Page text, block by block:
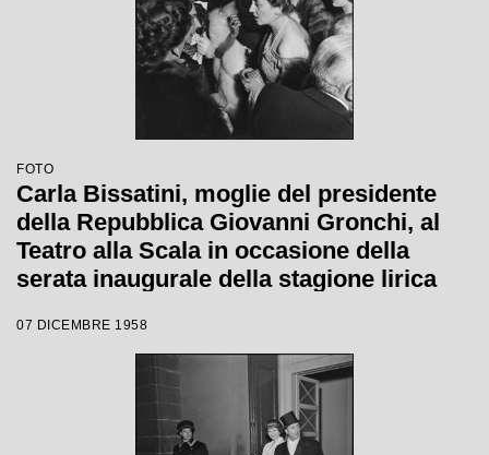
FOTO
Carla Bissatini, moglie del presidente
della Repubblica Giovanni Gronchi, al
Teatro alla Scala in occasione della
serata inaugurale della stagione lirica
Giacomo Puccini, diretta da Antonino
Votto con la regia di Margherita
07 DICEMBRE 1958